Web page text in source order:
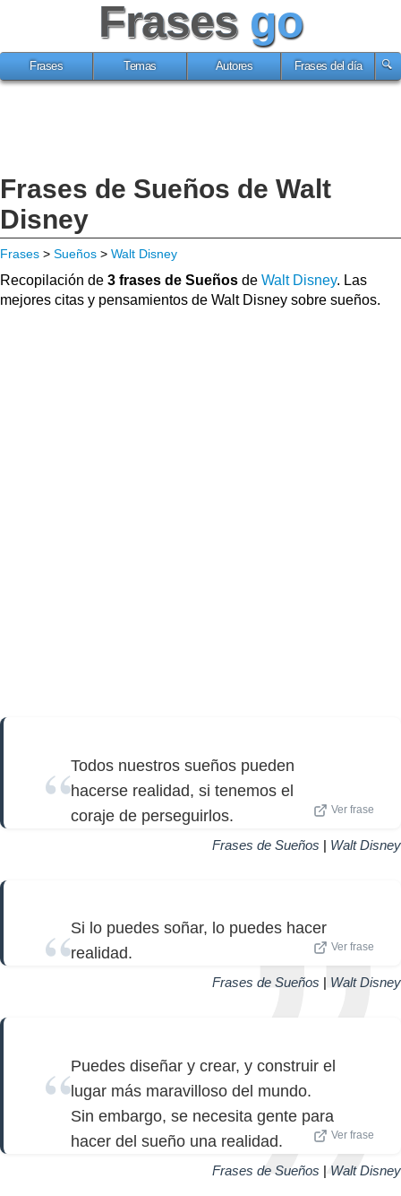
Frases go
Frases Temas Autores Frases del día
Frases de Sueños de Walt
Disney
Frases > Sueños > Walt Disney
Recopilación de 3 frases de Sueños de Walt Disney. Las
mejores citas y pensamientos de Walt Disney sobre sueños.
Todos nuestros sueños pueden
hacerse realidad, si tenemos el
coraje de perseguirlos.
Ver frase
Frases de Sueños | Walt Disney
Si lo puedes soñar, lo puedes hacer
realidad.
Ver frase
Frases de Sueños | Walt Disney
Puedes diseñar y crear, y construir el
lugar más maravilloso del mundo.
Sin embargo, se necesita gente para
hacer del sueño una realidad.
Ver frase
Frases de Sueños | Walt Disney